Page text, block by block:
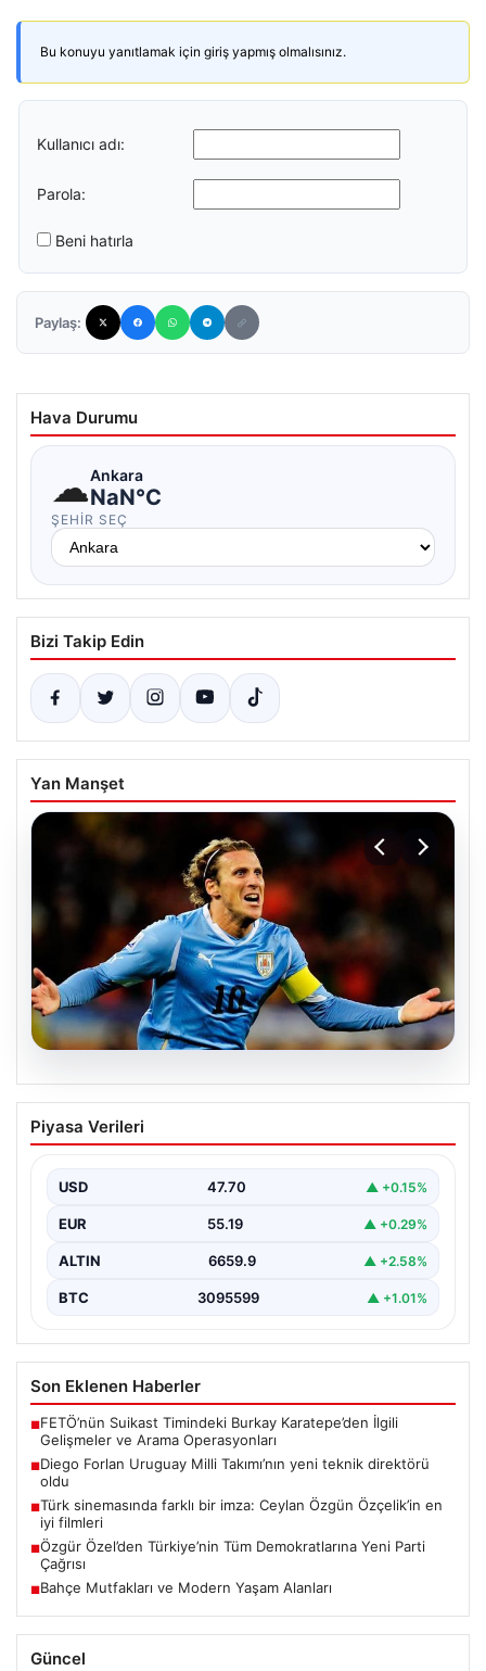
Bu konuyu yanıtlamak için giriş yapmış olmalısınız.
Kullanıcı adı:
Parola:
Beni hatırla
Paylaş:
Hava Durumu
☁Ankara
NaN°C
ŞEHIR SEÇ
Bizi Takip Edin
Yan Manşet
06.08.2026
Diego Forlan Uruguay Milli Takımı’nın
yeni teknik direktörü oldu
Piyasa Verileri
USD 47.70 ▲ +0.15%
EUR 55.19 ▲ +0.29%
ALTIN 6659.9 ▲ +2.58%
BTC 3095599 ▲ +1.01%
Son Eklenen Haberler
■FETÖ’nün Suikast Timindeki Burkay Karatepe’den İlgili
Gelişmeler ve Arama Operasyonları
■Diego Forlan Uruguay Milli Takımı’nın yeni teknik direktörü
oldu
■Türk sinemasında farklı bir imza: Ceylan Özgün Özçelik’in en
iyi filmleri
■Özgür Özel’den Türkiye’nin Tüm Demokratlarına Yeni Parti
Çağrısı
■Bahçe Mutfakları ve Modern Yaşam Alanları
Güncel